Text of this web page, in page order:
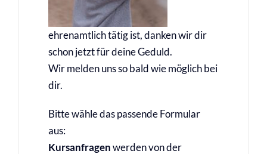
ehrenamtlich tätig ist, danken wir dir
schon jetzt für deine Geduld.
Wir melden uns so bald wie möglich bei
dir.
Bitte wähle das passende Formular
aus:
Kursanfragenwerden von der